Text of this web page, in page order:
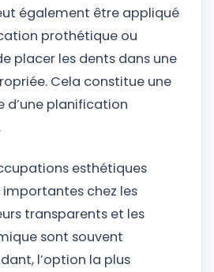
également être appliqué
prothétique ou
placer les dents dans une
Cela constitue une
planification
esthétiques
chez les
transparents et les
sont souvent
l’option la plus